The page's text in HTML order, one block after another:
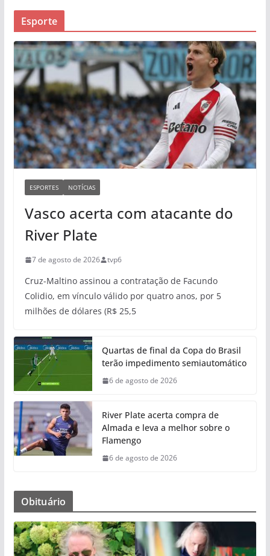
Esporte
ESPORTES NOTÍCIAS
Vasco acerta com atacante do
River Plate
7 de agosto de 2026 tvp6
Cruz-Maltino assinou a contratação de Facundo
Colidio, em vínculo válido por quatro anos, por 5
milhões de dólares (R$ 25,5
Quartas de final da Copa do Brasil
terão impedimento semiautomático
6 de agosto de 2026
River Plate acerta compra de
Almada e leva a melhor sobre o
Flamengo
6 de agosto de 2026
Obituário